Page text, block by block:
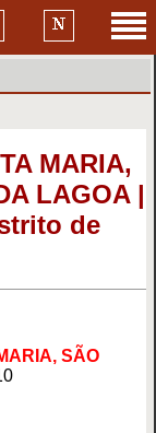
MARIA,
LAGOA |
de
SÃO